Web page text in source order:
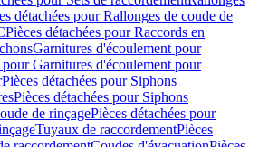
détachées pour Rallonges de coude de
Pièces détachées pour Raccords en
Garnitures d'écoulement pour
pour Garnitures d'écoulement pour
Pièces détachées pour Siphons
Pièces détachées pour Siphons
de rinçagePièces détachées pour
Tuyaux de raccordementPièces